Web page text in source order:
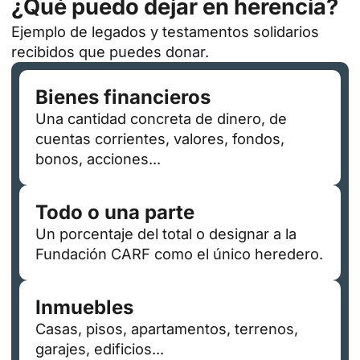
¿Qué puedo dejar en herencia?
Ejemplo de legados y testamentos solidarios
recibidos que puedes donar.
Bienes financieros
Una cantidad concreta de dinero, de
cuentas corrientes, valores, fondos,
bonos, acciones...
Todo o una parte
Un porcentaje del total o designar a la
Fundación CARF como el único heredero.
Inmuebles
Casas, pisos, apartamentos, terrenos,
garajes, edificios...